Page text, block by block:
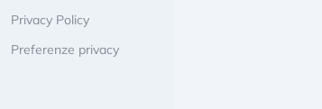
Privacy Policy
Preferenze privacy